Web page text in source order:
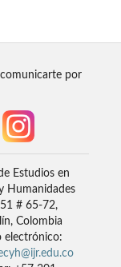
comunicarte por
Estudios en
Humanidades
# 65-72,
Colombia
electrónico: